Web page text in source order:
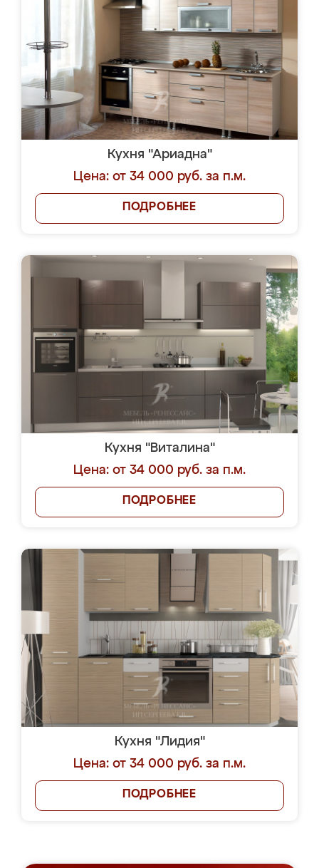
Кухня "Ариадна"
Цена: от 34 000 руб. за п.м.
ПОДРОБНЕЕ
Кухня "Виталина"
Цена: от 34 000 руб. за п.м.
ПОДРОБНЕЕ
Кухня "Лидия"
Цена: от 34 000 руб. за п.м.
ПОДРОБНЕЕ